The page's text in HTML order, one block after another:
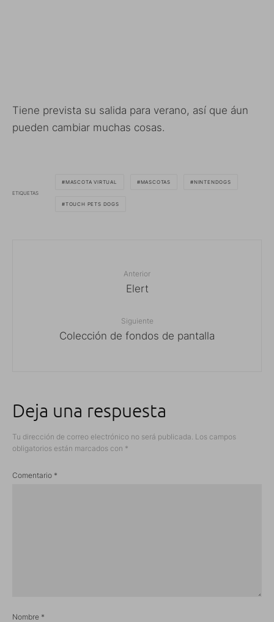
Tiene prevista su salida para verano, así que áun
pueden cambiar muchas cosas.
ETIQUETAS
MASCOTA VIRTUAL MASCOTAS NINTENDOGS
TOUCH PETS DOGS
Anterior
Elert
Siguiente
Colección de fondos de pantalla
Deja una respuesta
Tu dirección de correo electrónico no será publicada. Los campos
obligatorios están marcados con *
Comentario *
Nombre *